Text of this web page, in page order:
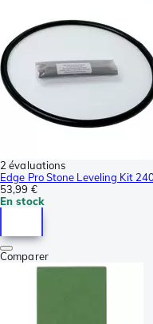
2 évaluations
Edge Pro Stone Leveling Kit
53,99 €
En stock
Comparer